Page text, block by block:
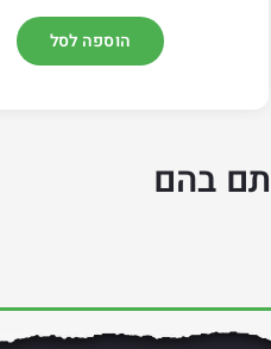
הוספה לסל
בהם